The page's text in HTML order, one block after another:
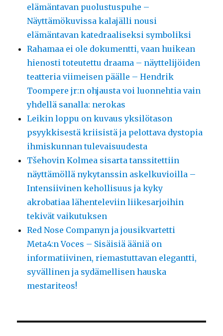
elämäntavan puolustuspuhe –
Näyttämökuvissa kalajälli nousi
elämäntavan katedraaliseksi symboliksi
Rahamaa ei ole dokumentti, vaan huikean
hienosti toteutettu draama – näyttelijöiden
teatteria viimeisen päälle – Hendrik
Toompere jr:n ohjausta voi luonnehtia vain
yhdellä sanalla: nerokas
Leikin loppu on kuvaus yksilötason
psyykkisestä kriisistä ja pelottava dystopia
ihmiskunnan tulevaisuudesta
Tšehovin Kolmea sisarta tanssitettiin
näyttämöllä nykytanssin askelkuvioilla –
Intensiivinen kehollisuus ja kyky
akrobatiaa lähenteleviin liikesarjoihin
tekivät vaikutuksen
Red Nose Companyn ja jousikvartetti
Meta4:n Voces – Sisäisiä ääniä on
informatiivinen, riemastuttavan elegantti,
syvällinen ja sydämellisen hauska
mestariteos!